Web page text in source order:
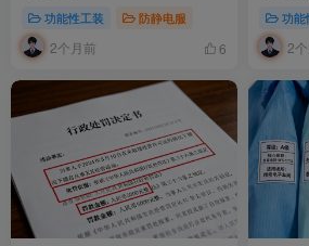
功能性工装 防静电服
2个月前 6
功能
2